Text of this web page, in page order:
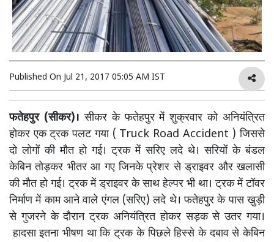
Published On Jul 21, 2017 05:05 AM IST
फतेहपुर (सीकर)। सीकर के फतेहपुर में शुक्रवार को अनियंत्रित
होकर एक ट्रक पलट गया ( Truck Road Accident ) जिससे
दो लोगों की मौत हो गई। ट्रक में सरिए लदे थे। सरियों के बंडल
केबिन तोड़कर भीतर आ गए जिनके प्रेशर से ड्राइवर और खलासी
की मौत हो गई। ट्रक में ड्राइवर के साथ हेल्पर भी था। ट्रक में टॉवर
निर्माण में काम आने वाले एंगल (सरिए) लदे थे। फतेहपुर के पास खुड़ी
से गुजरने के दौरान ट्रक अनियंत्रित होकर सड़क से उतर गया।
हादसा इतना भीषण था कि ट्रक के पिछले हिस्से के दबाव से केबिन